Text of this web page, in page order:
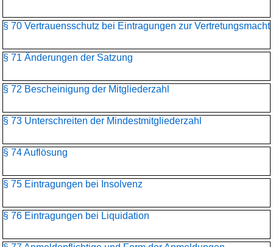
§ 70 Vertrauensschutz bei Eintragungen zur Vertretungsmacht
§ 71 Änderungen der Satzung
§ 72 Bescheinigung der Mitgliederzahl
§ 73 Unterschreiten der Mindestmitgliederzahl
§ 74 Auflösung
§ 75 Eintragungen bei Insolvenz
§ 76 Eintragungen bei Liquidation